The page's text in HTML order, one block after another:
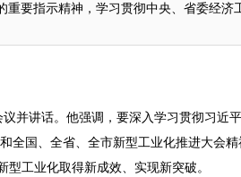
要指示精神，学习贯彻中央、省委经济
并讲话。他强调，要深入学习贯彻习近
全国、全省、全市新型工业化推进大会
工业化取得新成效、实现新突破。